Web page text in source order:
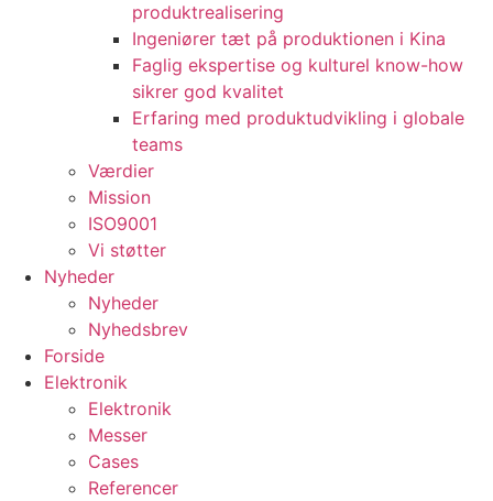
produktrealisering
Ingeniører tæt på produktionen i Kina
Faglig ekspertise og kulturel know-how
sikrer god kvalitet
Erfaring med produktudvikling i globale
teams
Værdier
Mission
ISO9001
Vi støtter
Nyheder
Nyheder
Nyhedsbrev
Forside
Elektronik
Elektronik
Messer
Cases
Referencer